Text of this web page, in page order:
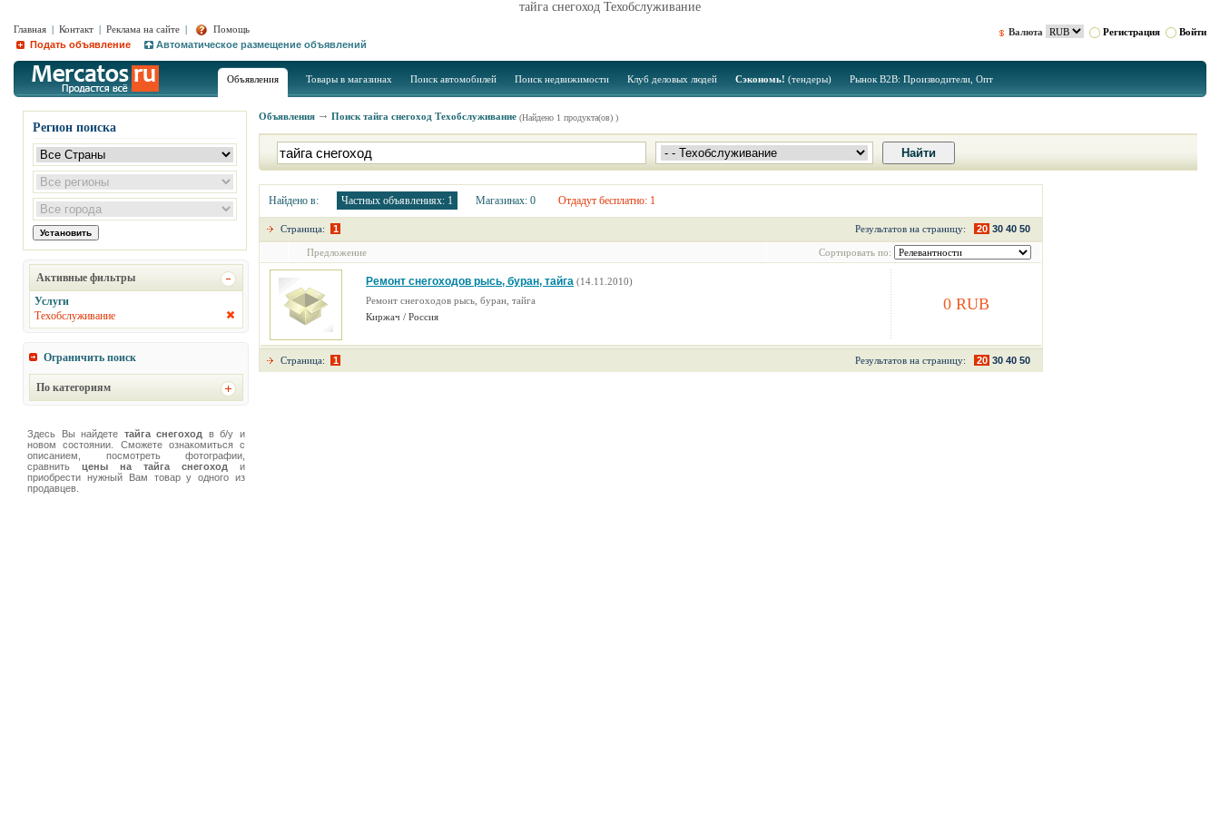
тайга снегоход Техобслуживание
Главная | Контакт | Реклама на сайте |
Помощь
Подать объявление
Автоматическое размещение объявлений
Валюта Регистрация Войти
Объявления Товары в магазинах Поиск автомобилей Поиск недвижимости Клуб деловых людей Сэкономь! (тендеры) Рынок B2B: Производители, Опт
Регион поиска
Активные фильтры
Услуги
Техобслуживание
Ограничить поиск
По категориям
Здесь Вы найдете тайга снегоход
в б/у и
новом состоянии. Сможете ознакомиться с
описанием, посмотреть фотографии,
сравнить цены на тайга снегоход и
приобрести нужный Вам товар у одного из
продавцев.
Объявления Поиск тайга снегоход Техобслуживание (Найдено 1 продукта(ов) )
Найдено в: Частных объявлениях: 1 Магазинах: 0 Отдадут бесплатно: 1
Страница: 1 Результатов на страницу: 20 30 40 50
Предложение Сортировать по:
Ремонт снегоходов рысь, буран, тайга (14.11.2010)
Ремонт снегоходов рысь, буран, тайга
Киржач / Россия
0 RUB
Страница: 1 Результатов на страницу: 20 30 40 50